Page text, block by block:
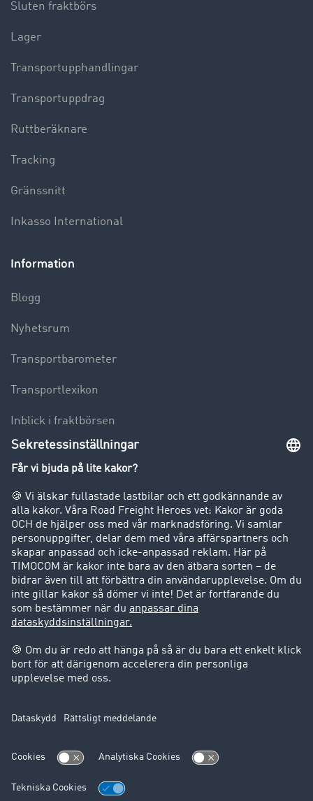
Sluten fraktbörs
Lager
Transportupphandlingar
Transportuppdrag
Ruttberäknare
Tracking
Gränssnitt
Inkasso International
Information
Blogg
Nyhetsrum
Transportbarometer
Transportlexikon
Inblick i fraktbörsen
Körförbud för lastbilar
Företag
Kunder värvar kunder
Success Stories
Support
Support
Juridiskt
Företagsinformation
Användarvillkor